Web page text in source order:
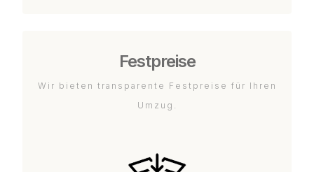
Festpreise
Wir bieten transparente Festpreise für Ihren
Umzug.